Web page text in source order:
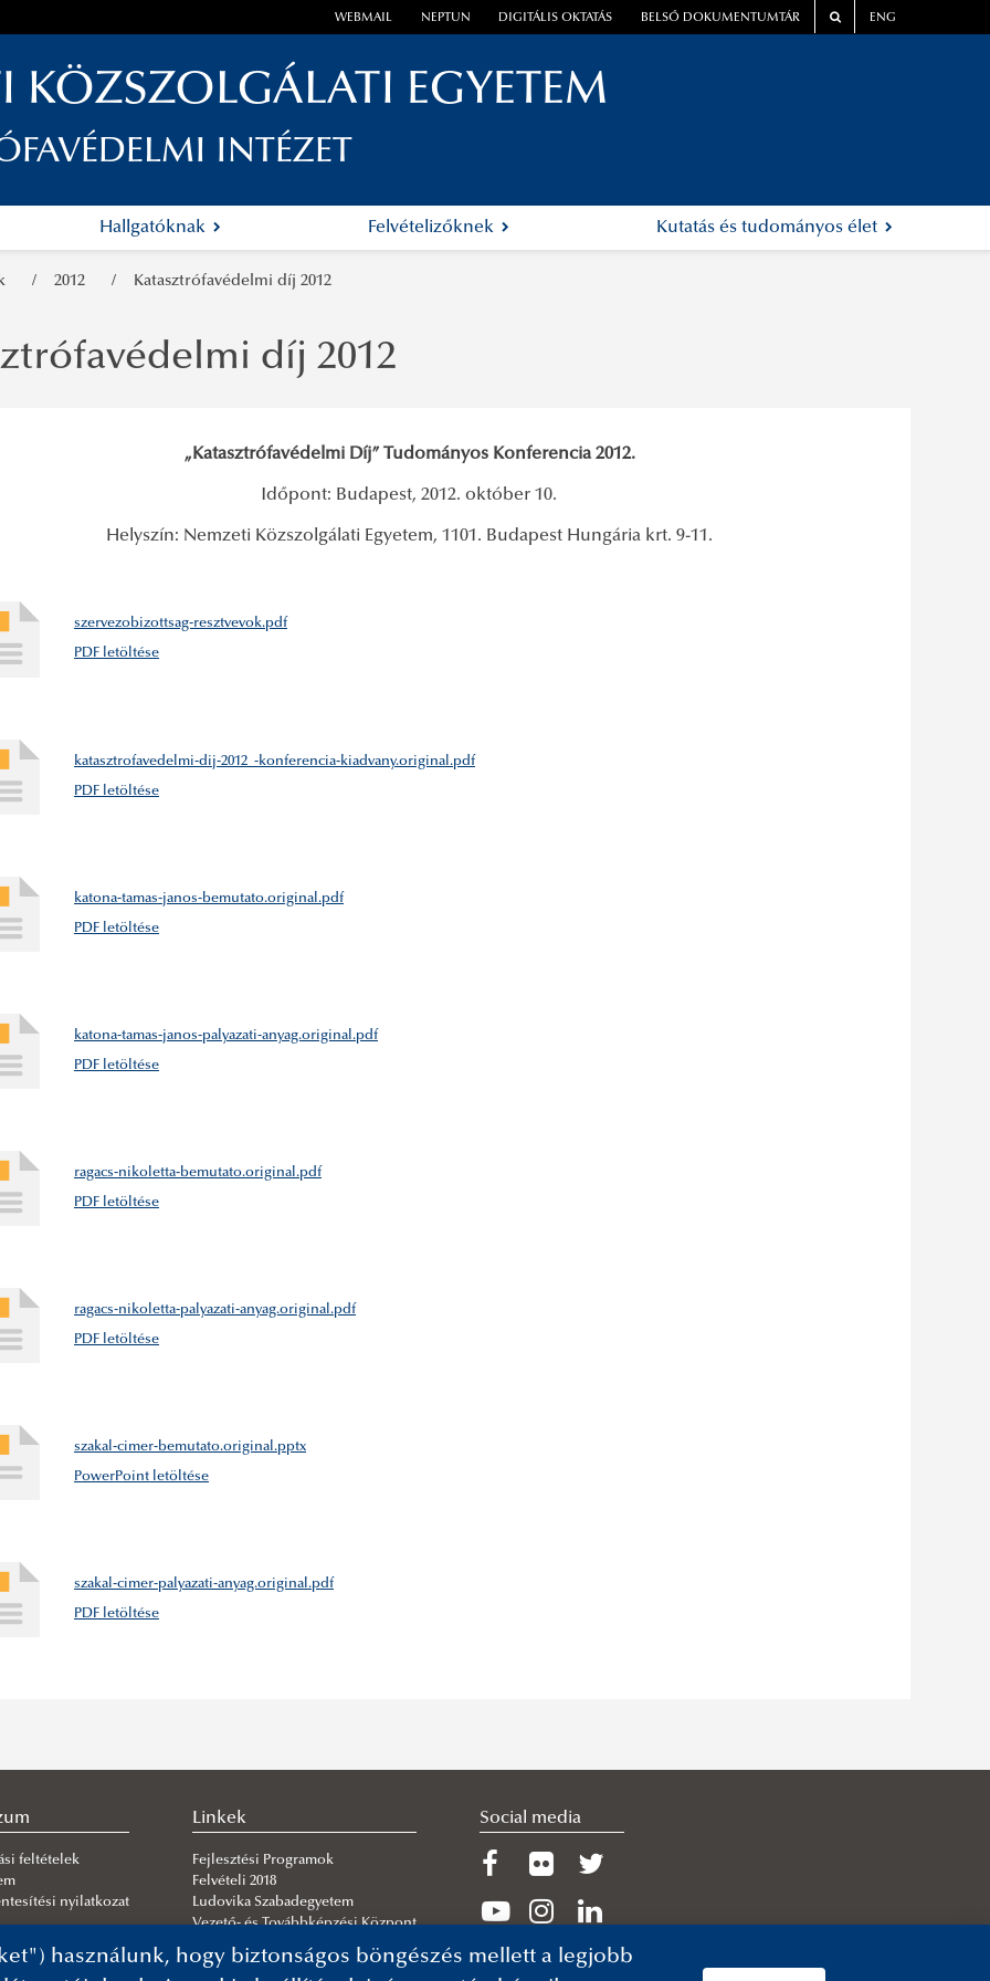
WEBMAIL NEPTUN DIGITÁLIS OKTATÁS BELSŐ DOKUMENTUMTÁR ENG
KÖZSZOLGÁLATI EGYETEM
INTÉZET
Hallgatóknak Felvételizőknek Kutatás és tudományos élet
2012 Katasztrófavédelmi díj 2012
díj 2012
„Katasztrófavédelmi Díj” Tudományos Konferencia 2012.
Időpont: Budapest, 2012. október 10.
Helyszín: Nemzeti Közszolgálati Egyetem, 1101. Budapest Hungária krt. 9-11.
szervezobizottsag-resztvevok.pdf
PDF letöltése
katasztrofavedelmi-dij-2012_-konferencia-kiadvany.original.pdf
PDF letöltése
katona-tamas-janos-bemutato.original.pdf
PDF letöltése
katona-tamas-janos-palyazati-anyag.original.pdf
PDF letöltése
ragacs-nikoletta-bemutato.original.pdf
PDF letöltése
ragacs-nikoletta-palyazati-anyag.original.pdf
PDF letöltése
szakal-cimer-bemutato.original.pptx
PowerPoint letöltése
szakal-cimer-palyazati-anyag.original.pdf
PDF letöltése
feltételek
nyilatkozat
Linkek
Fejlesztési Programok
Felvételi 2018
Ludovika Szabadegyetem
Vezető- és Továbbképzési Központ
Social media
használunk, hogy biztonságos böngészés mellett a legjobb